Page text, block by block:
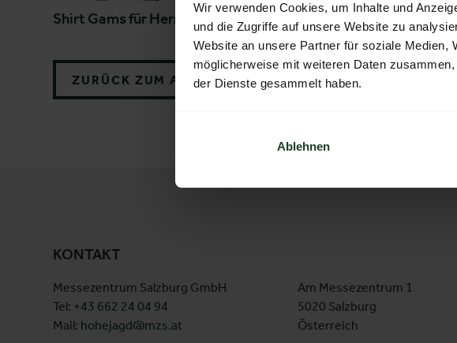
Wir verwenden Cookies, um Inhalte und
und die Zugriffe auf unsere Website zu
Website an unsere Partner für soziale Medien,
möglicherweise mit weiteren Daten
der Dienste gesammelt haben.
Ablehnen
Shirt Gams für Herren Shirt Edelweiß für Damen
ZURÜCK ZUM AUSSTELLER
KONTAKT
Messezentrum Salzburg GmbH
Tel: +43 662 24 04 94
Mail: hohejagd@mzs.at
Am Messezentrum 1
5020 Salzburg
Österreich